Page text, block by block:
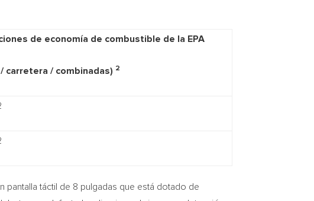
de economía de combustible de la EPA
carretera / combinadas) 2
pantalla táctil de 8 pulgadas que está dotado de